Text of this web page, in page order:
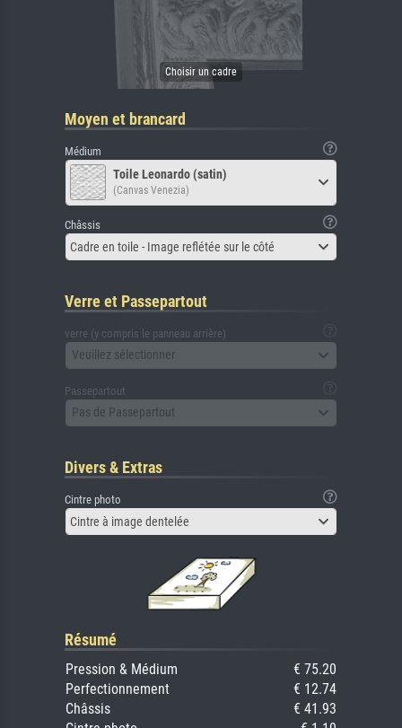
Moyen et brancard
Médium
Toile Leonardo (satin)
(Canvas Venezia)
Châssis
Cadre en toile - Image reflétée sur le côté
Verre et Passepartout
verre (y compris le panneau arrière)
Veuillez sélectionner
Passepartout
Pas de Passepartout
Divers & Extras
Cintre photo
Cintre à image dentelée
Résumé
Pression & Médium
€ 75.20
Perfectionnement
€ 12.74
Châssis
€ 41.93